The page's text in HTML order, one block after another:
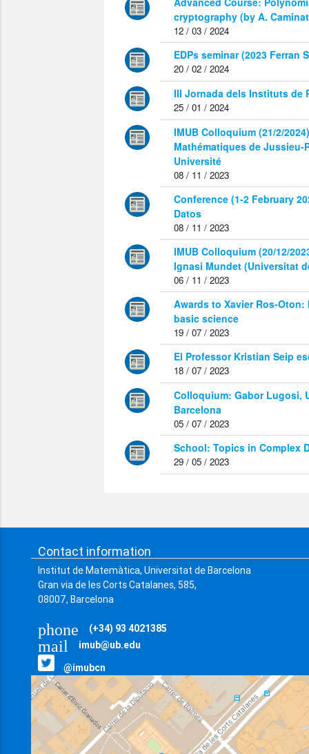
cryptography (by A.
12 / 03 / 2024
EDPs seminar (2023 Ferran
20 / 02 / 2024
III Jornada dels Instituts de
25 / 01 / 2024
IMUB Colloquium (21/2/
Mathématiques de Jussieu-
Université
08 / 11 / 2023
Conference (1-2 February
Datos
08 / 11 / 2023
IMUB Colloquium (20/12/
Ignasi Mundet (Universitat
06 / 11 / 2023
Awards to Xavier Ros-
basic science
19 / 07 / 2023
El Professor Kristian Seip
18 / 07 / 2023
Colloquium: Gabor Lugosi,
Barcelona
05 / 07 / 2023
School: Topics in Complex
29 / 05 / 2023
Contact information
Institut de Matemàtica, Universitat de Barcelona
Gran via de les Corts Catalanes, 585,
08007, Barcelona
(+34) 93 4021385
phone
imub@ub.edu
mail
@imubcn